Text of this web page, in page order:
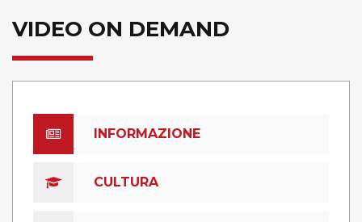
VIDEO ON DEMAND
INFORMAZIONE
CULTURA